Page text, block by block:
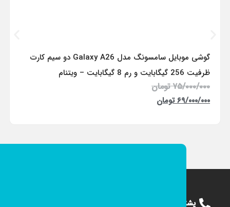
گوشی موبایل سامسونگ مدل Galaxy A26 دو سیم کارت
ظرفیت 256 گیگابایت و رم 8 گیگابایت – ویتنام
۷۵/۰۰۰/۰۰۰ تومان
۶۹/۰۰۰/۰۰۰ تومان
پشتیبانی